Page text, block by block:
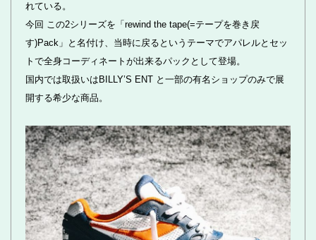
れている。
今回 この2シリーズを「rewind the tape(=テープを巻き戻
す)Pack」と名付け、当時に戻るというテーマでアパレルとセッ
トで全身コーディネートが出来るパックとして登場。
国内では取扱いはBILLY’S ENT と一部の有名ショップのみで展
開する希少な商品。